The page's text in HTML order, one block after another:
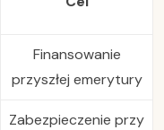
Finansowanie
przyszłej emerytury
Zabezpieczenie przy